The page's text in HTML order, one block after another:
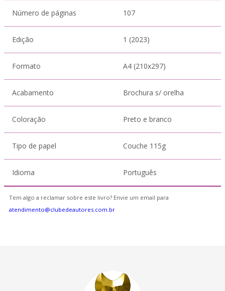
Número de páginas 107
Edição 1 (2023)
Formato A4 (210x297)
Acabamento Brochura s/ orelha
Coloração Preto e branco
Tipo de papel Couche 115g
Idioma Português
Tem algo a reclamar sobre este livro? Envie um email para
atendimento@clubedeautores.com.br